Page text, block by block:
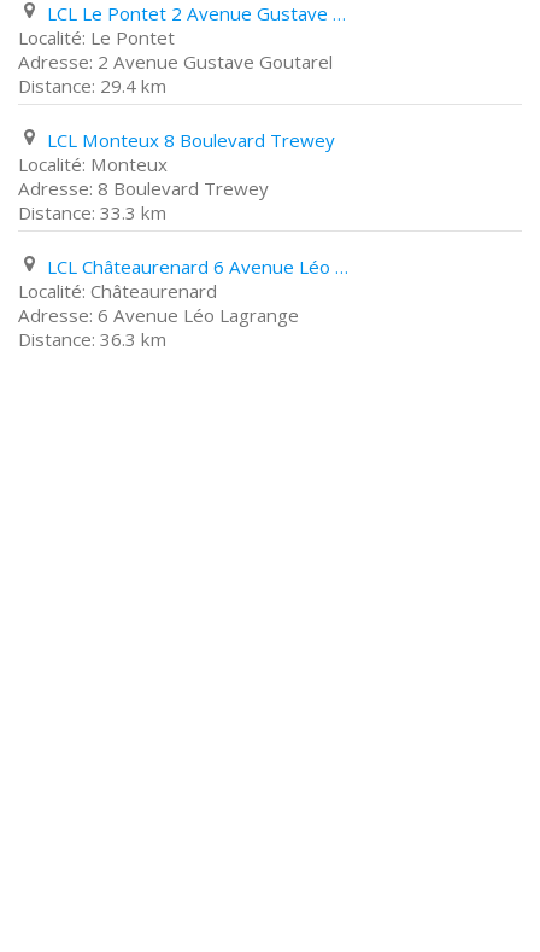
LCL Le Pontet 2 Avenue Gustave Goutarel
Le Pontet
2 Avenue Gustave Goutarel
29.4 km
LCL Monteux 8 Boulevard Trewey
Monteux
8 Boulevard Trewey
33.3 km
LCL Châteaurenard 6 Avenue Léo Lagrange
Châteaurenard
6 Avenue Léo Lagrange
36.3 km